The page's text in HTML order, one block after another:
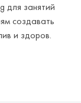
для занятий
создавать
и здоров.